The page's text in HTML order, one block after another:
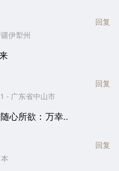
伊犁州
回复
- 广东省中山市
回复
心所欲：万幸..
回复